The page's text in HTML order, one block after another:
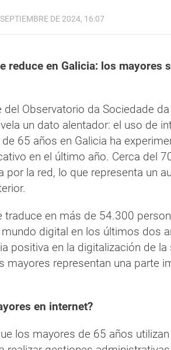
DE 2024, 16:07
reduce en Galicia: los mayores
del Observatorio da Sociedade
un dato alentador: el uso de
65 años en Galicia ha
en el último año. Cerca del
por la red, lo que representa un
traduce en más de 54.300
digital en los últimos dos
positiva en la digitalización de
mayores representan una parte
en internet?
los mayores de 65 años